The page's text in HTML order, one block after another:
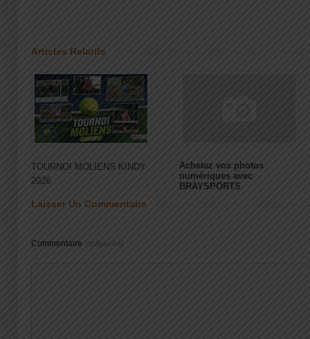
Articles Relatifs
TOURNOI MOLIENS KINDY
2026
Achetez vos photos
numériques avec
BRAYSPORTS
Laisser Un Commentaire
Commentaire (obligatoire)